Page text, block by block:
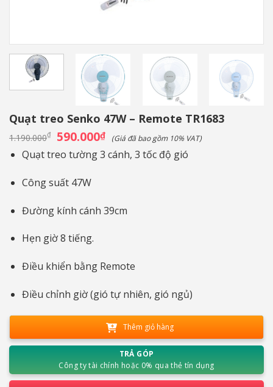
Quạt treo Senko 47W – Remote TR1683
1.190.000₫ Giá
gốc
là:
1.190.000₫.
590.000₫Giá
hiện
tại
là:
(Giá đã bao gồm 10% VAT)
Quạt treo tường 3 cánh, 3 tốc độ gió
Công suất 47W
Đường kính cánh 39cm
Hẹn giờ 8 tiếng.
Điều khiển bằng Remote
Điều chỉnh giờ (gió tự nhiên, gió ngủ)
Thêm giỏ hàng
TRẢ GÓP
Công ty tài chính hoặc 0% qua thẻ tín dụng